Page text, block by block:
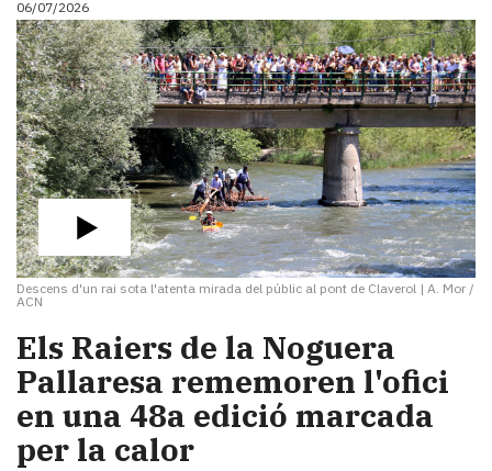
06/07/2026
Descens d'un rai sota l'atenta mirada del públic al pont de Claverol | A. Mor /
ACN
​Els Raiers de la Noguera
Pallaresa rememoren l'ofici
en una 48a edició marcada
per la calor